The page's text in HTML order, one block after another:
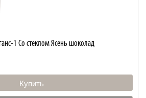
1 Со стеклом Ясень шоколад
Купить